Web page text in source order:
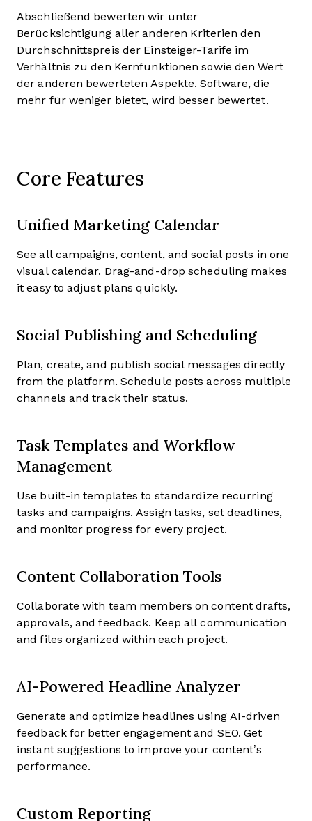
Abschließend bewerten wir unter
Berücksichtigung aller anderen Kriterien den
Durchschnittspreis der Einsteiger-Tarife im
Verhältnis zu den Kernfunktionen sowie den Wert
der anderen bewerteten Aspekte. Software, die
mehr für weniger bietet, wird besser bewertet.
Core Features
Unified Marketing Calendar
See all campaigns, content, and social posts in one
visual calendar. Drag-and-drop scheduling makes
it easy to adjust plans quickly.
Social Publishing and Scheduling
Plan, create, and publish social messages directly
from the platform. Schedule posts across multiple
channels and track their status.
Task Templates and Workflow
Management
Use built-in templates to standardize recurring
tasks and campaigns. Assign tasks, set deadlines,
and monitor progress for every project.
Content Collaboration Tools
Collaborate with team members on content drafts,
approvals, and feedback. Keep all communication
and files organized within each project.
AI-Powered Headline Analyzer
Generate and optimize headlines using AI-driven
feedback for better engagement and SEO. Get
instant suggestions to improve your content’s
performance.
Custom Reporting